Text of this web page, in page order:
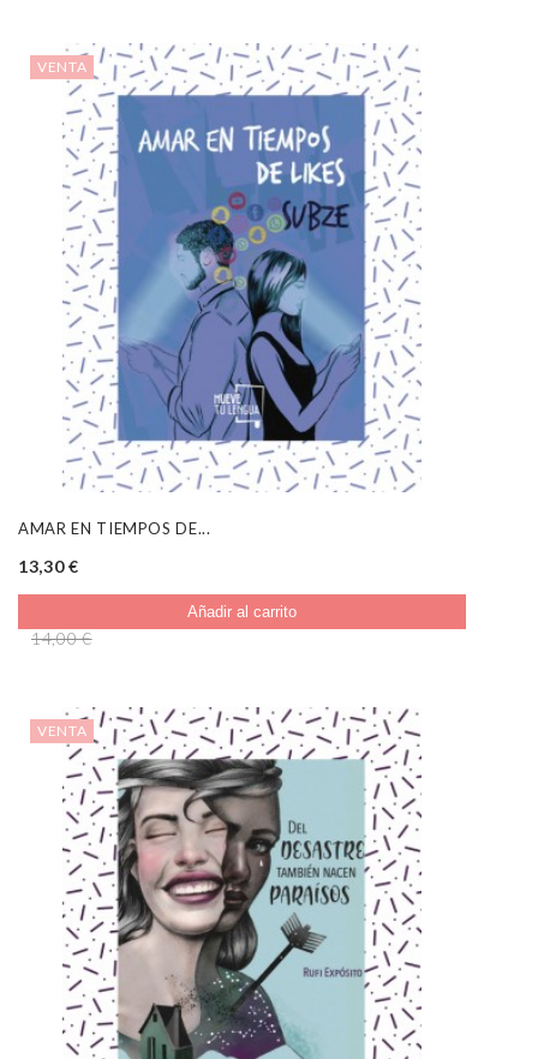
VENTA
AMAR EN TIEMPOS DE...
13,30 €
Añadir al carrito
14,00 €
VENTA